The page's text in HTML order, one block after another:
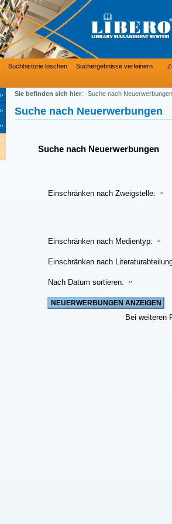
Suchhistorie löschen Suchergebnisse verfeinern
Sie befinden sich hier: Suche nach Neuerwerbungen
Suche nach Neuerwerbungen
Suche nach Neuerwerbungen
Einschränken nach Zweigstelle:
Einschränken nach Medientyp:
Einschränken nach
Nach Datum sortieren:
Bei weiteren